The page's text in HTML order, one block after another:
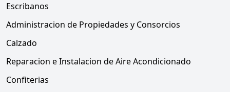
Escribanos
Administracion de Propiedades y Consorcios
Calzado
Reparacion e Instalacion de Aire Acondicionado
Confiterias